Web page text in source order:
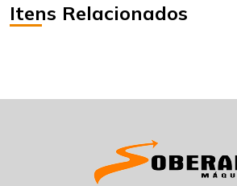
Itens Relacionados